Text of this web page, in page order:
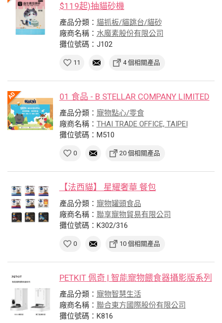
$119起)抽貓砂機
產品分類： 貓抓板/貓跳台/貓砂
廠商名稱： 水魔素股份有限公司
攤位號碼：J102
11 4 個相關產品
01 食品 - B STELLAR COMPANY LIMITED
產品分類： 寵物點心/零食
廠商名稱： THAI TRADE OFFICE, TAIPEI
攤位號碼：M510
0 20 個相關產品
【法西貓】 星耀奢華 餐包
產品分類： 寵物罐頭食品
廠商名稱： 聯享寵物貿易有限公司
攤位號碼：K302/316
0 10 個相關產品
PETKIT 佩奇 | 智能寵物餵食器攝影版系列
產品分類： 寵物智慧生活
廠商名稱： 聯合東方國際股份有限公司
攤位號碼：K816